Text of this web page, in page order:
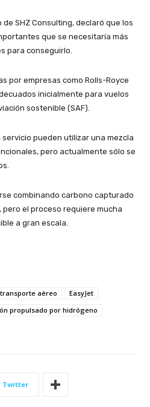
SHZ Consulting, declaró que los
que se necesitaría más
para conseguirlo.
por empresas como Rolls-Royce
inicialmente para vuelos
sostenible (SAF).
pueden utilizar una mezcla
pero actualmente sólo se
combinando carbono capturado
el proceso requiere mucha
a gran escala.
aéreo
EasyJet
propulsado por hidrógeno
Twitter